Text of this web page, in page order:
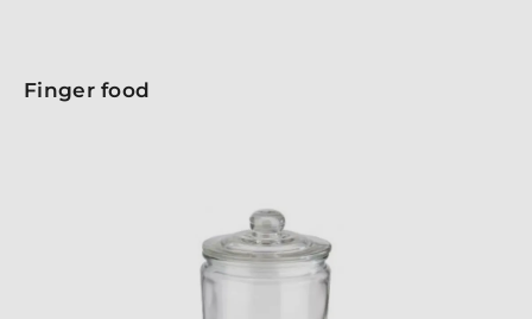
Finger food